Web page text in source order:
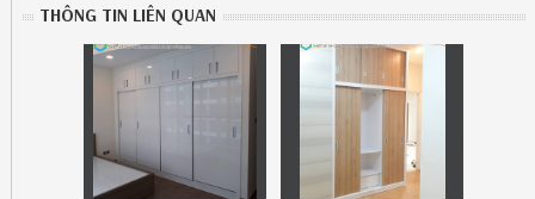
THÔNG TIN LIÊN QUAN